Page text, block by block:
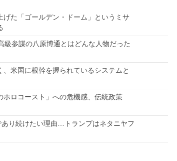
げた「ゴールデン・ドーム」というミサ
参謀の八原博通とはどんな人物だった
、米国に根幹を握られているシステムと
ホロコースト」への危機感、伝統政策
あり続けたい理由…トランプはネタニヤフ